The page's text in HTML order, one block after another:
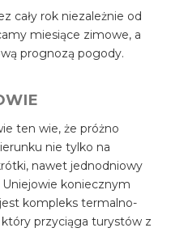
cały rok niezależnie od
miesiące zimowe, a
prognozą pogody.
ten wie, że próżno
nie tylko na
nawet jednodniowy
koniecznym
kompleks termalno-
przyciąga turystów z